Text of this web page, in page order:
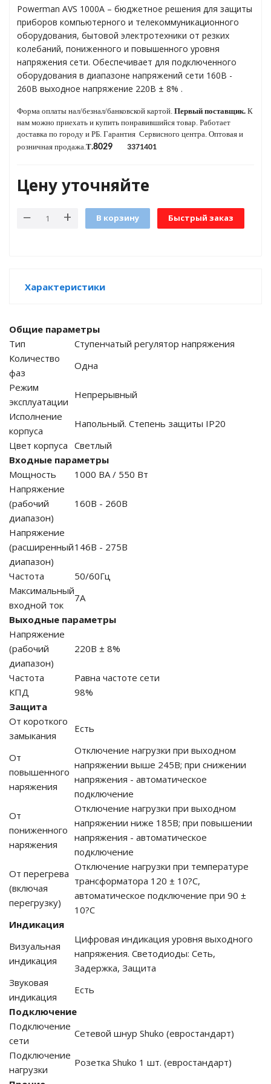
для
промышленности
батареи
Delta
ИБП
для газовых и
отопления
питания
котла
и среднего офиса
и продвинутых
защита)
и
питания PDU
Питания
корпуса)
Vakio
Powerman AVS 1000A – бюджетное решения для защиты
приборов компьютерного и телекоммуникационного
оборудования, бытовой электротехники от резких
колебаний, пониженного и повышенного уровня
напряжения сети. Обеспечивает для подключенного
оборудования в диапазоне напряжений сети 160В -
260В выходное напряжение 220В ± 8% .
Форма оплаты нал/безнал/банковской картой. Первый поставщик. К
нам можно приехать и купить понравившийся товар. Работает
доставка по городу и РБ. Гарантия Сервисного центра. Оптовая и
розничная продажа.T.8029 3371401
Цену уточняйте
В корзину Быстрый заказ
Характеристики
Общие параметры
Тип
Ступенчатый регулятор напряжения
Количество
фаз
Одна
Режим
эксплуатации
Непрерывный
Исполнение
корпуса
Напольный. Степень защиты IP20
Цвет корпуса Светлый
Входные параметры
Мощность
1000 ВА / 550 Вт
Напряжение
(рабочий
диапазон)
160В - 260В
Напряжение
(расширенный
диапазон)
146В - 275В
Частота
50/60Гц
Максимальный
входной ток
7А
Выходные параметры
Напряжение
(рабочий
диапазон)
220В ± 8%
Частота
Равна частоте сети
КПД
98%
Защита
От короткого
замыкания
Есть
От
повышенного
наряжения
Отключение нагрузки при выходном
напряжении выше 245В; при снижении
напряжения - автоматическое
подключение
От
пониженного
наряжения
Отключение нагрузки при выходном
напряжении ниже 185В; при повышении
напряжения - автоматическое
подключение
От перегрева
(включая
перегрузку)
Отключение нагрузки при температуре
трансформатора 120 ± 10?С,
автоматическое подключение при 90 ±
10?С
Индикация
Визуальная
индикация
Цифровая индикация уровня выходного
напряжения. Светодиоды: Сеть,
Задержка, Защита
Звуковая
индикация
Есть
Подключение
Подключение
сети
Сетевой шнур Shuko (евростандарт)
Подключение
нагрузки
Розетка Shuko 1 шт. (евростандарт)